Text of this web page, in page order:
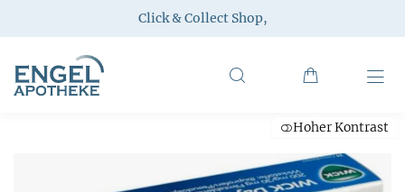
Click & Collect Shop,
Hoher Kontrast